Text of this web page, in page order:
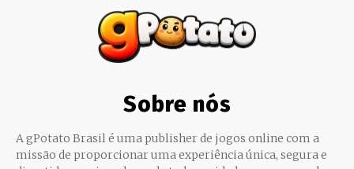
Sobre nós
A gPotato Brasil é uma publisher de jogos online com a
missão de proporcionar uma experiência única, segura e